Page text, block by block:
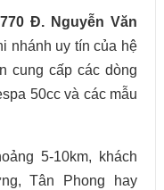
770 Đ. Nguyễn Văn
nhánh uy tín của hệ
cung cấp các dòng
50cc và các mẫu
5-10km, khách
Tân Phong hay